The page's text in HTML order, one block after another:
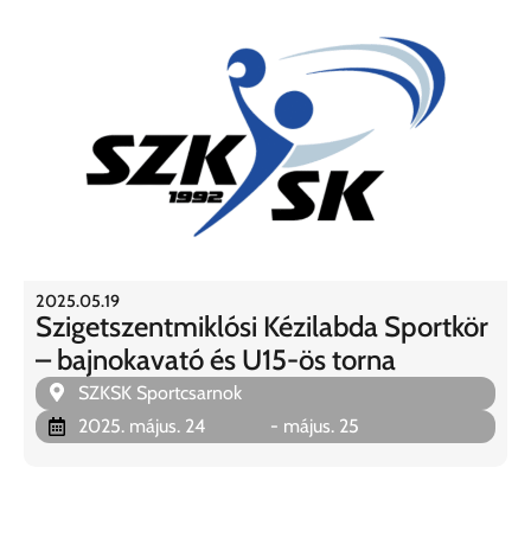
2025.05.19
Szigetszentmiklósi Kézilabda Sportkör
– bajnokavató és U15-ös torna
SZKSK Sportcsarnok
2025. május. 24
- május. 25